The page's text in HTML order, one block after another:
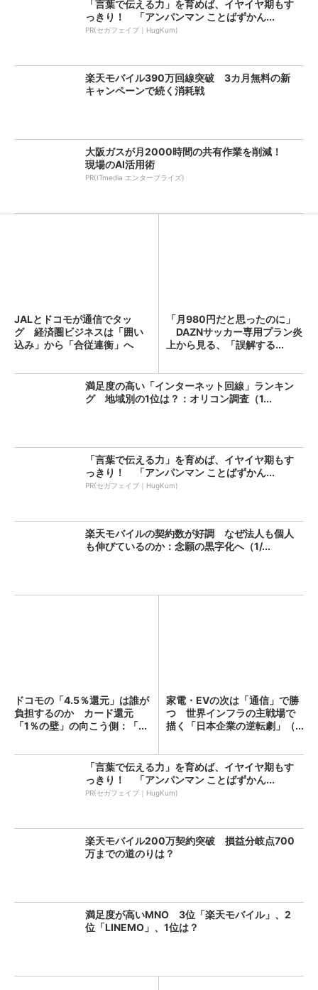
「言葉で伝える力」を育めば、イヤイヤ期もす
っきり！ 「アンパンマン ことばずかん...
PR(セガフェイブ｜HugKum)
楽天モバイル390万回線突破 3カ月無料の新
キャンペーンで続く消耗戦
大阪ガスが月2000時間の共有作業を削減！
現場のAI活用術
PR(ITmedia エンタープライズ)
JALとドコモが通信でタッ
グ 経済圏ビジネスは「囲い
込み」から「合従連衡」へ
「月980円だと思ったのに」
DAZNサッカー専用プラン炎
上から見る、「誤解する...
満足度の高い「インターネット回線」ランキン
グ 地域別の1位は？：オリコン調査（1...
「言葉で伝える力」を育めば、イヤイヤ期もす
っきり！ 「アンパンマン ことばずかん...
PR(セガフェイブ｜HugKum)
楽天モバイルの契約数が好調 なぜ法人も個人
も伸びているのか：念願の黒字化へ（1/...
ドコモの「4.5％還元」は誰が
負担するのか カード還元
「1％の壁」の向こう側：「...
家電・EVの次は「通信」で勝
つ 世界インフラの主戦場で
描く「日本企業の逆転劇」（...
「言葉で伝える力」を育めば、イヤイヤ期もす
っきり！ 「アンパンマン ことばずかん...
PR(セガフェイブ｜HugKum)
楽天モバイル200万契約突破 損益分岐点700
万までの道のりは？
満足度が高いMNO 3位「楽天モバイル」、2
位「LINEMO」、1位は？